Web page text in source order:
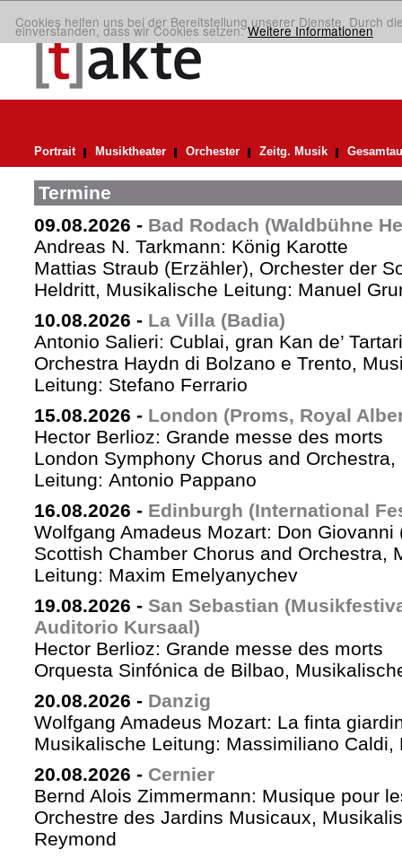
Cookies helfen uns bei der Bereitstellung unserer Dienste. Durch
einverstanden, dass wir Cookies setzen.Weitere Informationen
Portrait Musiktheater Orchester Zeitg. Musik
Termine
09.08.2026 - Bad Rodach (Waldbühne
Andreas N. Tarkmann: König Karotte
Mattias Straub (Erzähler), Orchester der
Heldritt, Musikalische Leitung: Manuel
10.08.2026 - La Villa (Badia)
Antonio Salieri: Cublai, gran Kan de’
Orchestra Haydn di Bolzano e Trento,
Leitung: Stefano Ferrario
15.08.2026 - London (Proms, Royal
Hector Berlioz: Grande messe des morts
London Symphony Chorus and
Leitung: Antonio Pappano
16.08.2026 - Edinburgh (International
Wolfgang Amadeus Mozart: Don Giovanni
Scottish Chamber Chorus and Orchestra,
Leitung: Maxim Emelyanychev
19.08.2026 - San Sebastian
Auditorio Kursaal)
Hector Berlioz: Grande messe des morts
Orquesta Sinfónica de Bilbao,
20.08.2026 - Danzig
Wolfgang Amadeus Mozart: La finta
Musikalische Leitung: Massimiliano Caldi,
20.08.2026 - Cernier
Bernd Alois Zimmermann: Musique pour
Orchestre des Jardins Musicaux,
Reymond